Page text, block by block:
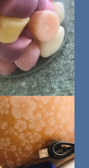
Rezepte
usw.
Büro
Varia
KONTAKT